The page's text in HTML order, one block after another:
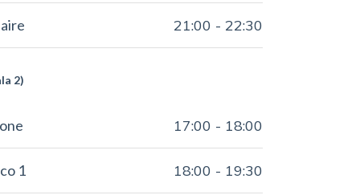
21:00 -22:30
2)
17:00 - 18:00
1 18:00 - 19:30